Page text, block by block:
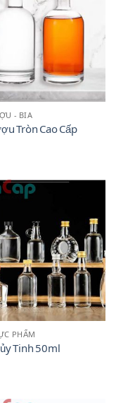
- BIA
Tròn Cao Cấp
PHẨM
Tinh 50ml